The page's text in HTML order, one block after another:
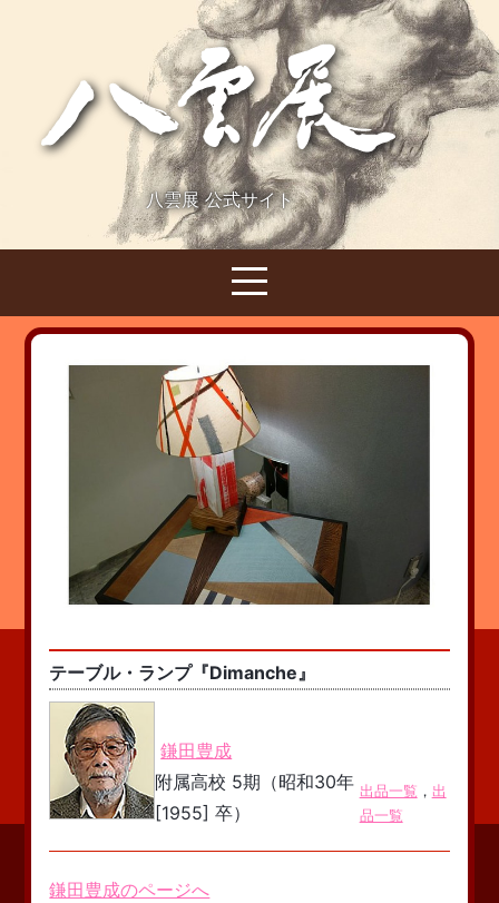
八雲展 公式サイト
テーブル・ランプ『Dimanche』
鎌田豊成
附属高校 5期（昭和30年
[1955] 卒）
出品一覧 ， 出
品一覧
鎌田豊成のページへ